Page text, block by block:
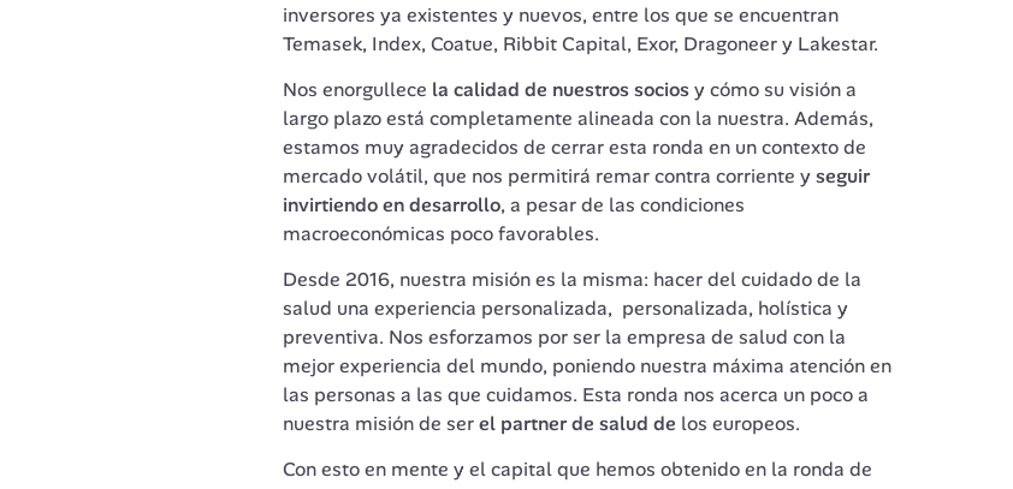
inversores ya existentes y nuevos, entre los que se encuentran
Temasek, Index, Coatue, Ribbit Capital, Exor, Dragoneer y Lakestar.
Nos enorgullece la calidad de nuestros socios y cómo su visión a
largo plazo está completamente alineada con la nuestra. Además,
estamos muy agradecidos de cerrar esta ronda en un contexto de
mercado volátil, que nos permitirá remar contra corriente y seguir
invirtiendo en desarrollo, a pesar de las condiciones
macroeconómicas poco favorables.
Desde 2016, nuestra misión es la misma: hacer del cuidado de la
salud una experiencia personalizada,  personalizada, holística y
preventiva. Nos esforzamos por ser la empresa de salud con la
mejor experiencia del mundo, poniendo nuestra máxima atención en
las personas a las que cuidamos. Esta ronda nos acerca un poco a
nuestra misión de ser el partner de salud de los europeos.
Con esto en mente y el capital que hemos obtenido en la ronda de